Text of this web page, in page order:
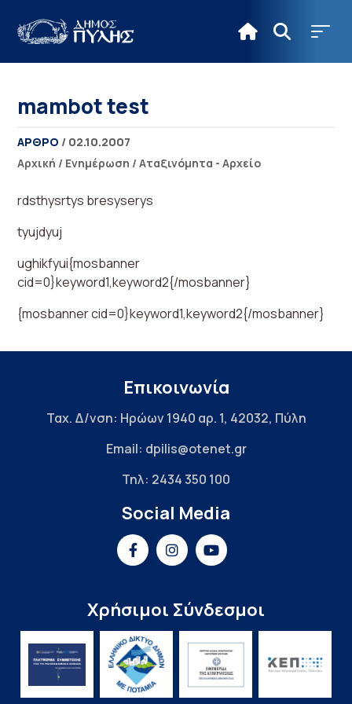
mambot test
ΑΡΘΡΟ / 02.10.2007
Αρχική / Ενημέρωση /Αταξινόμητα - Αρχείο
rdsthysrtys bresyserys
tyujdyuj
ughikfyui{mosbanner
cid=0}keyword1,keyword2{/mosbanner}
{mosbanner cid=0}keyword1,keyword2{/mosbanner}
Επικοινωνία
Ταχ. Δ/νση: Ηρώων 1940 αρ. 1, 42032, Πύλη
Email: dpilis@otenet.gr
Τηλ: 2434 350 100
Social Media
Χρήσιμοι Σύνδεσμοι